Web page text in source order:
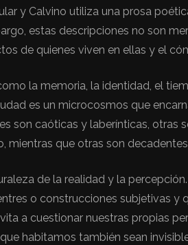
y Calvino utiliza una prosa
estas descripciones no son
de quienes viven en ellas y el
la memoria, la identidad, el
es un microcosmos que
son caóticas y laberínticas, otras
mientras que otras son decadentes
de la realidad y la
o construcciones subjetivas y
a cuestionar nuestras propias
habitamos también sean